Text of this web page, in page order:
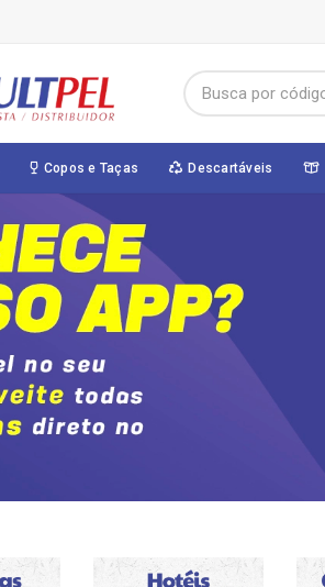
Copos e Taças Descartáveis